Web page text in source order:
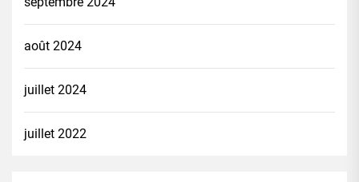
août 2024
juillet 2024
juillet 2022